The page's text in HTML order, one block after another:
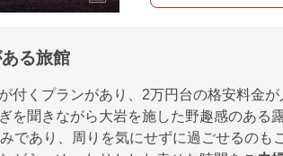
る旅館
付くプランがあり、2万円台の格安料金
を聞きながら大岩を施した野趣感のある
であり、周りを気にせずに過ごせるのも